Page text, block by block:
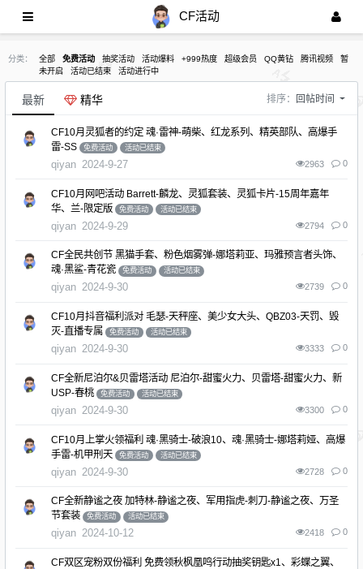
CF活动
分类： 全部 免费活动 抽奖活动 活动爆料 +999热度 超级会员 QQ黄钻 腾讯视频
暂
未开启
活动已结束 活动进行中
最新 精华 排序： 回帖时间
CF10月灵狐者的约定 魂·雷神-萌柴、红龙系列、精英部队、高爆手
雷-SS
免费活动 活动已结束
qiyan 2024-9-27 2963 0
CF10月网吧活动 Barrett-麟龙、灵狐套装、灵狐卡片-15周年嘉年
华、兰-限定版
免费活动 活动已结束
qiyan 2024-9-29 2794 0
CF全民共创节 黑猫手套、粉色烟雾弹-娜塔莉亚、玛雅预言者头饰、
魂·黑鲨-青花瓷
免费活动 活动已结束
qiyan 2024-9-30 2739 0
CF10月抖音福利派对 毛瑟-天秤座、美少女大头、QBZ03-天罚、毁
灭-直播专属
免费活动 活动已结束
qiyan 2024-9-30 3333 0
CF全新尼泊尔&贝雷塔活动 尼泊尔-甜蜜火力、贝雷塔-甜蜜火力、新
USP-春桃
免费活动 活动已结束
qiyan 2024-9-30 3300 0
CF10月上掌火领福利 魂·黑骑士-破浪10、魂·黑骑士-娜塔莉娅、高爆
手雷-机甲刑天
免费活动 活动已结束
qiyan 2024-9-30 2728 0
CF全新静谧之夜 加特林-静谧之夜、军用指虎-刺刀-静谧之夜、万圣
节套装
免费活动 活动已结束
qiyan 2024-10-12 2418 0
CF双区宠粉双份福利 免费领秋枫凰鸣行动抽奖钥匙x1、彩蝶之翼、